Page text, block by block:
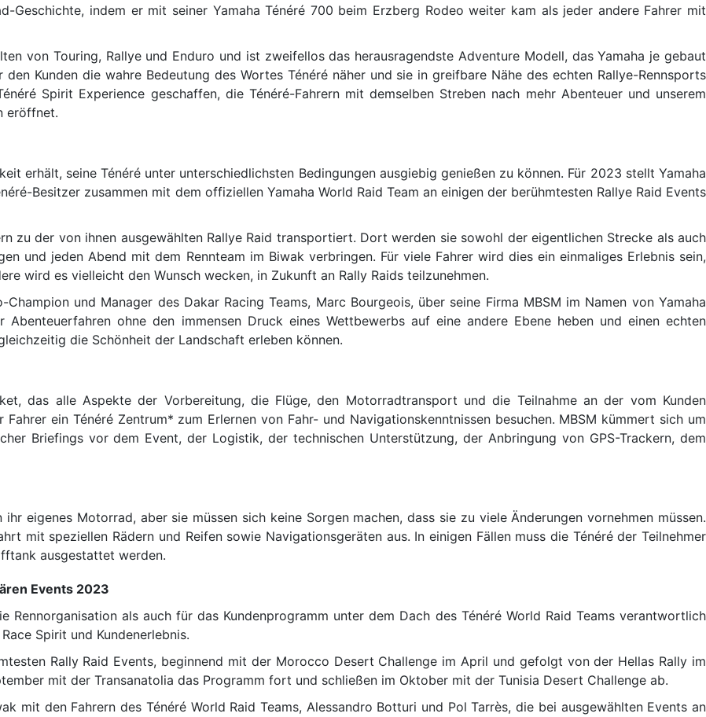
Geschichte, indem er mit seiner Yamaha Ténéré 700 beim Erzberg Rodeo weiter kam als jeder andere Fahrer mit
von Touring, Rallye und Enduro und ist zweifellos das herausragendste Adventure Modell, das Yamaha je gebaut
Kunden die wahre Bedeutung des Wortes Ténéré näher und sie in greifbare Nähe des echten Rallye-Rennsports
Spirit Experience geschaffen, die Ténéré-Fahrern mit demselben Streben nach mehr Abenteuer und unserem
eröffnet.
erhält, seine Ténéré unter unterschiedlichsten Bedingungen ausgiebig genießen zu können. Für 2023 stellt Yamaha
Besitzer zusammen mit dem offiziellen Yamaha World Raid Team an einigen der berühmtesten Rallye Raid Events
zu der von ihnen ausgewählten Rallye Raid transportiert. Dort werden sie sowohl der eigentlichen Strecke als auch
und jeden Abend mit dem Rennteam im Biwak verbringen. Für viele Fahrer wird dies ein einmaliges Erlebnis sein,
wird es vielleicht den Wunsch wecken, in Zukunft an Rally Raids teilzunehmen.
und Manager des Dakar Racing Teams, Marc Bourgeois, über seine Firma MBSM im Namen von Yamaha
ohne den immensen Druck eines Wettbewerbs auf eine andere Ebene heben und einen echten
die Schönheit der Landschaft erleben können.
das alle Aspekte der Vorbereitung, die Flüge, den Motorradtransport und die Teilnahme an der vom Kunden
ein Ténéré Zentrum* zum Erlernen von Fahr- und Navigationskenntnissen besuchen. MBSM kümmert sich um
Briefings vor dem Event, der Logistik, der technischen Unterstützung, der Anbringung von GPS-Trackern, dem
eigenes Motorrad, aber sie müssen sich keine Sorgen machen, dass sie zu viele Änderungen vornehmen müssen.
mit speziellen Rädern und Reifen sowie Navigationsgeräten aus. In einigen Fällen muss die Ténéré der Teilnehmer
ausgestattet werden.
Events 2023
als auch für das Kundenprogramm unter dem Dach des Ténéré World Raid Teams verantwortlich
Spirit und Kundenerlebnis.
Rally Raid Events, beginnend mit der Morocco Desert Challenge im April und gefolgt von der Hellas Rally im
mit der Transanatolia das Programm fort und schließen im Oktober mit der Tunisia Desert Challenge ab.
mit den Fahrern des Ténéré World Raid Teams, Alessandro Botturi und Pol Tarrès, die bei ausgewählten Events an